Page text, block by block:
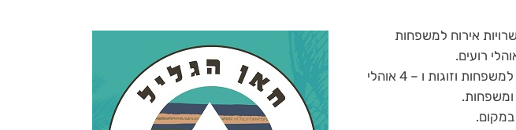
אירוח למשפחות
רועים.
חאן הגליל מציע, 36 חדרי אירוח המתאימים למשפחות וזוגות ו – 4 אוהלי
ומשפחות.
במקום.